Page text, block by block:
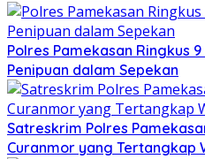
Polres Pamekasan Ringkus
Penipuan dalam Sepekan
Satreskrim Polres
Curanmor yang Tertangkap